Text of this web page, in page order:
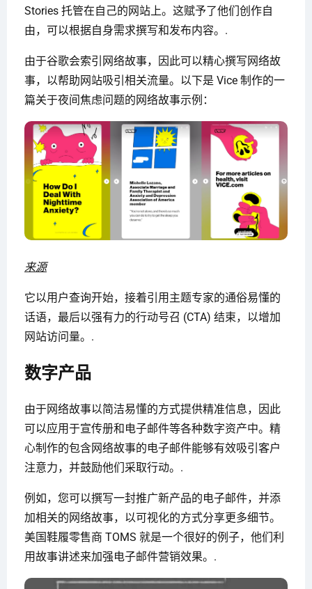
Stories 托管在自己的网站上。这赋予了他们创作自
由，可以根据自身需求撰写和发布内容。.
由于谷歌会索引网络故事，因此可以精心撰写网络故
事，以帮助网站吸引相关流量。以下是 Vice 制作的一
篇关于夜间焦虑问题的网络故事示例：
来源
它以用户查询开始，接着引用主题专家的通俗易懂的
话语，最后以强有力的行动号召 (CTA) 结束，以增加
网站访问量。.
数字产品
由于网络故事以简洁易懂的方式提供精准信息，因此
可以应用于宣传册和电子邮件等各种数字资产中。精
心制作的包含网络故事的电子邮件能够有效吸引客户
注意力，并鼓励他们采取行动。.
例如，您可以撰写一封推广新产品的电子邮件，并添
加相关的网络故事，以可视化的方式分享更多细节。
美国鞋履零售商 TOMS 就是一个很好的例子，他们利
用故事讲述来加强电子邮件营销效果。.